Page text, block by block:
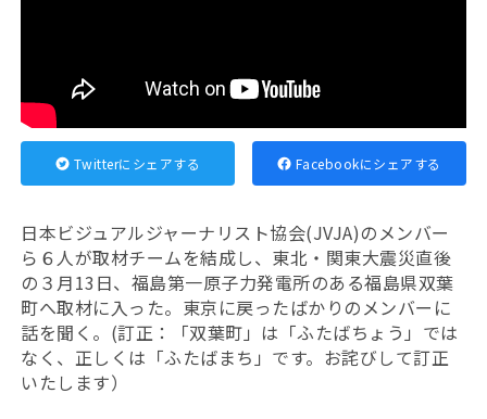
Twitterにシェアする Facebookにシェアする
日本ビジュアルジャーナリスト協会(JVJA)のメンバー
ら６人が取材チームを結成し、東北・関東大震災直後
の３月13日、福島第一原子力発電所のある福島県双葉
町へ取材に入った。東京に戻ったばかりのメンバーに
話を聞く。(訂正：「双葉町」は「ふたばちょう」では
なく、正しくは「ふたばまち」です。お詫びして訂正
いたします）